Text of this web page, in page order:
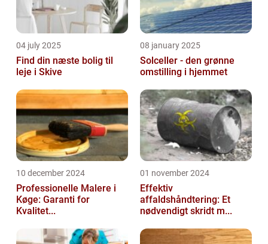
04 july 2025
Find din næste bolig til
leje i Skive
08 january 2025
Solceller - den grønne
omstilling i hjemmet
10 december 2024
Professionelle Malere i
Køge: Garanti for
Kvalitet...
01 november 2024
Effektiv
affaldshåndtering: Et
nødvendigt skridt m...